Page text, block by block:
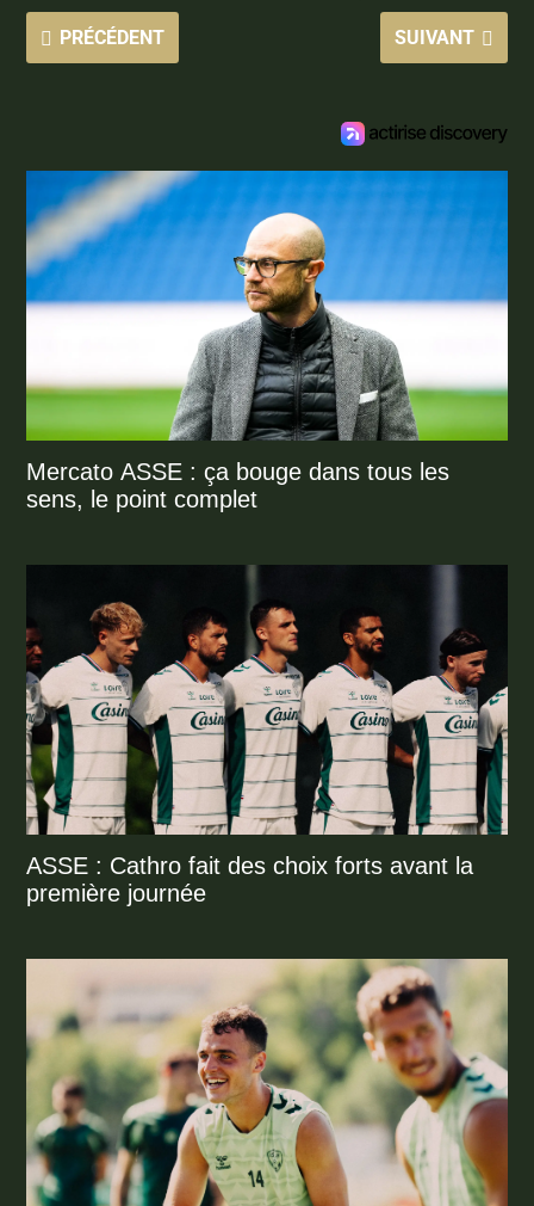
PRÉCÉDENT SUIVANT
Mercato ASSE : ça bouge dans tous les
sens, le point complet
ASSE : Cathro fait des choix forts avant la
première journée